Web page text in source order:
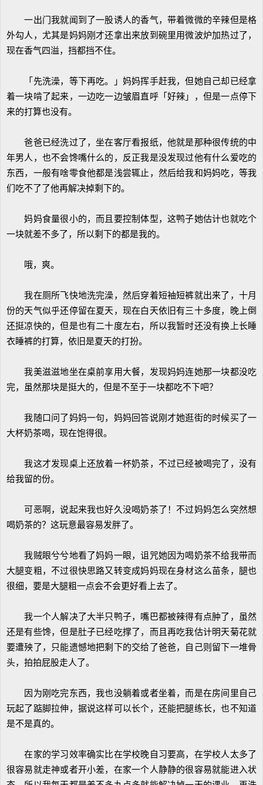
一出门我就闻到了一股诱人的香气，带着微微的辛辣但是格
外勾人，尤其是妈妈刚才还拿出来放到碗里用微波炉加热过了，
现在香气四溢，挡都挡不住。
「先洗澡，等下再吃。」妈妈挥手赶我，但她自己却已经拿
着一块啃了起来，一边吃一边皱眉直呼「好辣」，但是一点停下
来的打算也没有。
爸爸已经洗过了，坐在客厅看报纸，他就是那种很传统的中
年男人，也不会馋嘴什么的，反正我是没发现过他有什么爱吃的
东西，一般有啥零食他都是浅尝辄止，然后给我和妈妈吃，等我
们吃不了了他再解决掉剩下的。
妈妈食量很小的，而且要控制体型，这鸭子她估计也就吃个
一块就差不多了，所以剩下的都是我的。
哦，爽。
我在厕所飞快地洗完澡，然后穿着短袖短裤就出来了，十月
份的天气似乎还停留在夏天，现在白天依旧有三十多度，晚上倒
还挺凉快的，但是也有二十度左右，所以我暂时还没有换上长睡
衣睡裤的打算，依旧是夏天的打扮。
我美滋滋地坐在桌前享用大餐，发现妈妈连她那一块都没吃
完，虽然那块是挺大的，但是不至于一块都吃不下吧？
我随口问了妈妈一句，妈妈回答说刚才她逛街的时候买了一
大杯奶茶喝，现在饱得很。
我这才发现桌上还放着一杯奶茶，不过已经被喝完了，没有
给我留的份。
可恶啊，说起来我也好久没喝奶茶了！不过妈妈怎么突然想
喝奶茶的？这玩意最容易发胖了。
我贼眼兮兮地看了妈妈一眼，诅咒她因为喝奶茶不给我带而
大腿变粗，不过很快思路又转变成妈妈现在身材这么苗条，腿也
很细，要是大腿粗一点会不会更好看上去了。
我一个人解决了大半只鸭子，嘴巴都被辣得有点肿了，虽然
还是有些馋，但是肚子已经吃撑了，而且再吃我估计明天菊花就
要遭殃了，只能遗憾地把剩下的交给了爸爸，自己则留下一堆骨
头，拍拍屁股走人了。
因为刚吃完东西，我也没躺着或者坐着，而是在房间里自己
玩起了踮脚拉伸，据说这样可以长个，还能把腿练长，也不知道
是不是真的。
在家的学习效率确实比在学校晚自习要高，在学校人太多了
很容易就走神或者开小差，在家一个人静静的很容易就能进入状